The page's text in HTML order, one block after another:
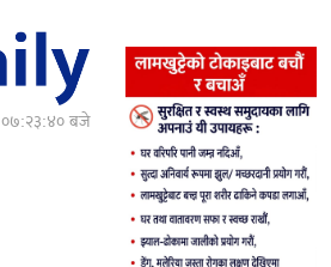
०७:२३:४२ बजे